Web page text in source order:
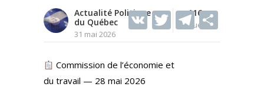
Actualité Politique
du Québec
31 mai 2026
116
Vues
V T
itt
er
T
Commission de l’économie et
du travail — 28 mai 2026